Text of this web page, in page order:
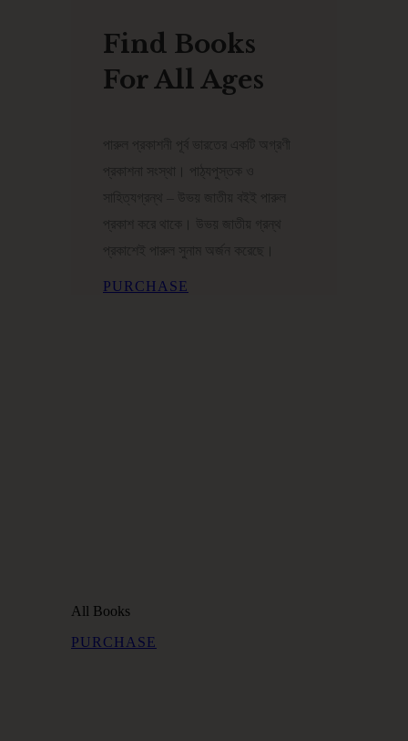
Find Books
For All Ages
পারুল প্রকাশনী পূর্ব ভারতের একটি অগ্রণী
প্রকাশনা সংস্থা। পাঠ্যপুস্তক ও
সাহিত্যগ্রন্থ – উভয় জাতীয় বইই পারুল
প্রকাশ করে থাকে। উভয় জাতীয় গ্রন্থ
প্রকাশেই পারুল সুনাম অর্জন করেছে।
PURCHASE
All Books
PURCHASE